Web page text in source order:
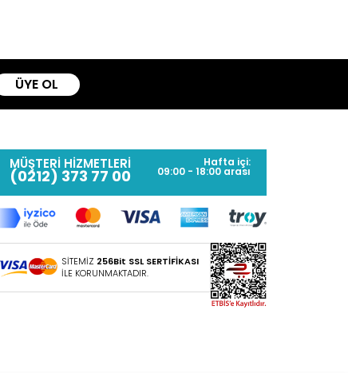
ÜYE OL
MÜŞTERİ HİZMETLERİ
(0212) 373 77 00
Hafta içi:
09:00 - 18:00 arası
SİTEMİZ 256Bit SSL SERTİFİKASI
İLE KORUNMAKTADIR.